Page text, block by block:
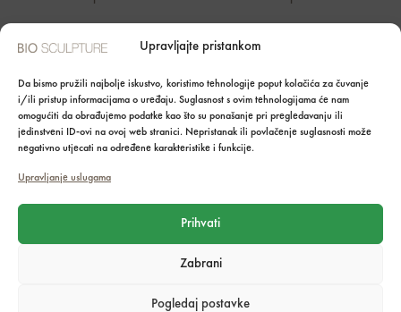
Upravljajte pristankom
Da bismo pružili najbolje iskustvo, koristimo tehnologije poput kolačića za čuvanje
i/ili pristup informacijama o uređaju. Suglasnost s ovim tehnologijama će nam
omogućiti da obrađujemo podatke kao što su ponašanje pri pregledavanju ili
jedinstveni ID-ovi na ovoj web stranici. Nepristanak ili povlačenje suglasnosti može
negativno utjecati na određene karakteristike i funkcije.
Upravljanje uslugama
Prihvati
Zabrani
Pogledaj postavke
Dijamantni nastavak
„kuglica”, crveni, Ø 3,5
mm
4,50
Dodaj u košaricu
Dijamantni nastavak
“ball”, plavo-crveni, Ø
4,0 mm
Dodaj u košaricu